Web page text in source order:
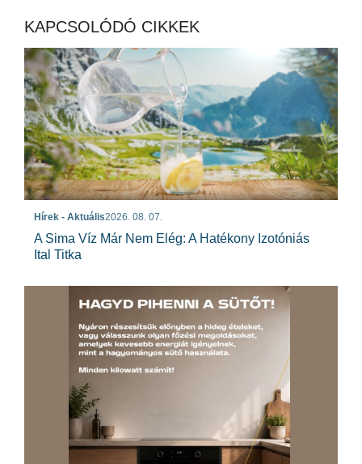
KAPCSOLÓDÓ CIKKEK
Hírek - Aktuális2026. 08. 07.
A Sima Víz Már Nem Elég: A Hatékony Izotóniás
Ital Titka